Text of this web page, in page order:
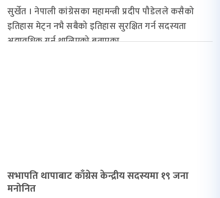
सुर्खेत । नेपाली कांग्रेसका महामन्त्री प्रदीप पौडेलले कसैको
इतिहास मेट्न नभै सबैको इतिहास सुरक्षित गर्न सदस्यता
अद्यावधिक गर्न थालिएको बताएका...
सभापति थापाबाट काँग्रेस केन्द्रीय सदस्यमा १९ जना
मनोनित